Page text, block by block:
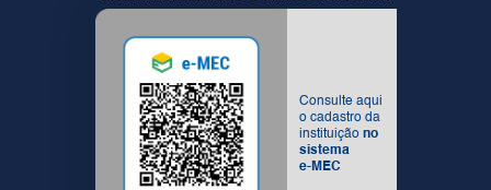
Consulte aqui
o cadastro da
instituição no
sistema
e-MEC